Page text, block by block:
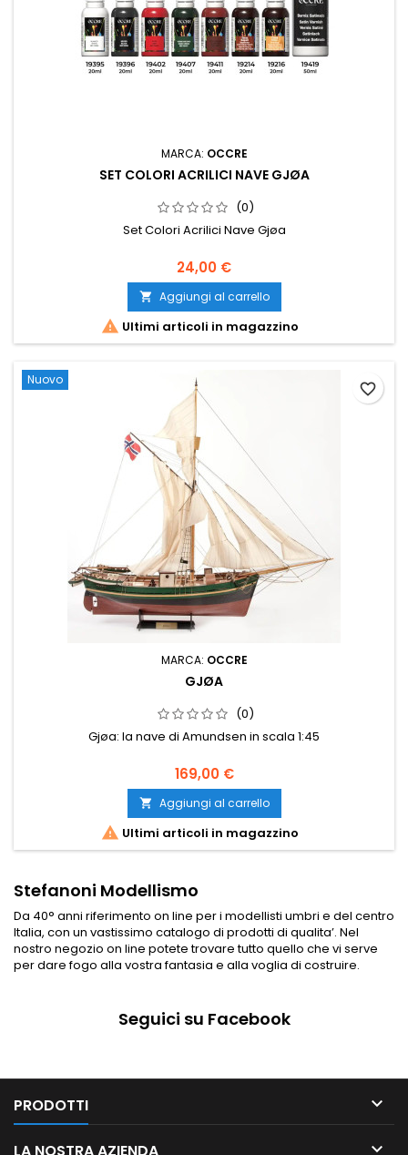
MARCA: OCCRE
SET COLORI ACRILICI NAVE GJØA
(0)
Set Colori Acrilici Nave Gjøa
24,00 €
 Aggiungi al carrello
 Ultimi articoli in magazzino
Nuovo
MARCA: OCCRE
GJØA
(0)
Gjøa: la nave di Amundsen in scala 1:45
169,00 €
 Aggiungi al carrello
 Ultimi articoli in magazzino
favorite_border
Stefanoni Modellismo
Da 40° anni riferimento on line per i modellisti umbri e del centro
Italia, con un vastissimo catalogo di prodotti di qualita’. Nel
nostro negozio on line potete trovare tutto quello che vi serve
per dare fogo alla vostra fantasia e alla voglia di costruire.
Seguici su Facebook
PRODOTTI 
